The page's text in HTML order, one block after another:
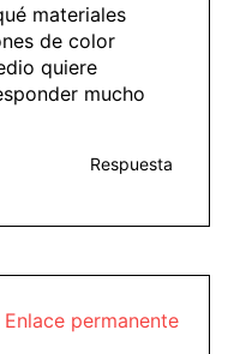
materiales
de color
quiere
mucho
Respuesta
Enlace permanente